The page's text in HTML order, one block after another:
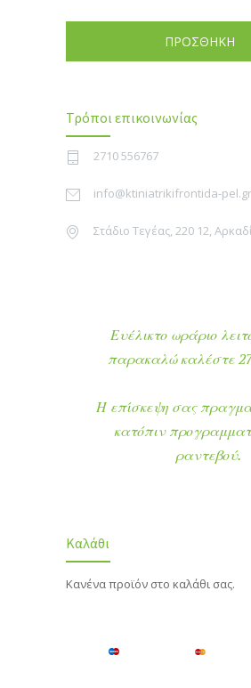
ΠΡΟΣΘΗΚΗ
Τρόποι επικοινωνίας
2710 556767
info@ktiniatrikifrontida-pel.gr
Στάδιο Τεγέας, 220 12,
Ευέλικτο ωράριο
παρακαλώ καλέστε
Η επίσκεψη σας
κατόπιν
ραντεβού.
Καλάθι
Κανένα προϊόν στο καλάθι σας.